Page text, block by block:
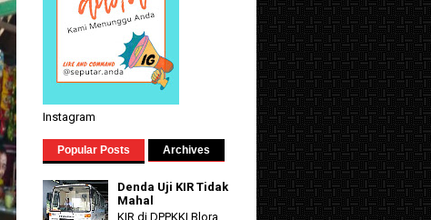
Instagram
Popular Posts Archives
Denda Uji KIR Tidak
Mahal
KIR di DPPKKI Blora